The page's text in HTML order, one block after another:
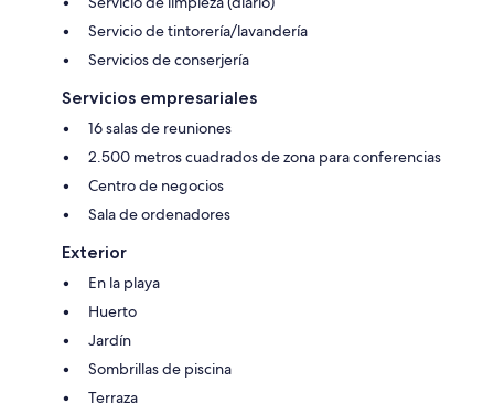
Servicio de tintorería/lavandería
Servicios de conserjería
Servicios empresariales
16 salas de reuniones
2.500 metros cuadrados de zona para conferencias
Centro de negocios
Sala de ordenadores
Exterior
En la playa
Huerto
Jardín
Sombrillas de piscina
Terraza